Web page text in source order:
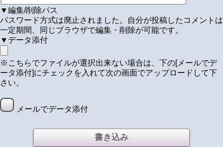
▼編集/削除パス
パスワード方式は廃止されました。自分が投稿したコメントは
一定期間、同じブラウザで編集・削除が可能です。
▼データ添付
※こちらでファイルが選択出来ない場合は、下の[メールでデ
ータ添付]にチェックを入れて次の画面でアップロードして下
さい。
メールでデータ添付